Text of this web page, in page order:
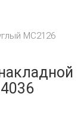
MС2126